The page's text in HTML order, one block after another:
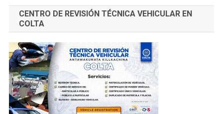
CENTRO DE REVISIÓN TÉCNICA VEHICULAR EN
COLTA